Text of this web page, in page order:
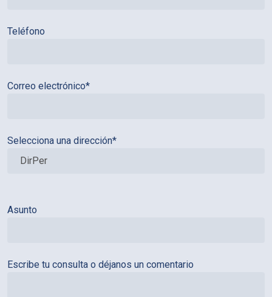
Teléfono
Correo electrónico*
Selecciona una dirección*
Asunto
Escribe tu consulta o déjanos un comentario